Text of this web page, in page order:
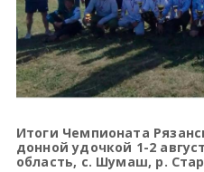
Итоги Чемпионата
донной удочкой 1-2
область, с. Шумаш, р.